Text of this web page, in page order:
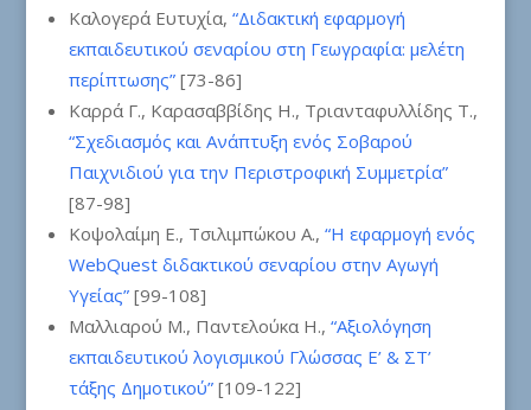
Καλογερά Ευτυχία, “Διδακτική εφαρμογή
εκπαιδευτικού σεναρίου στη Γεωγραφία: μελέτη
περίπτωσης”[73-86]
Καρρά Γ., Καρασαββίδης Η., Τριανταφυλλίδης Τ.,
“Σχεδιασμός και Ανάπτυξη ενός Σοβαρού
Παιχνιδιού για την Περιστροφική Συμμετρία”
[87-98]
Κοψολαίμη Ε., Τσιλιμπώκου Α., “Η εφαρμογή ενός
WebQuest διδακτικού σεναρίου στην Αγωγή
Υγείας”[99-108]
Μαλλιαρού Μ., Παντελούκα Η., “Αξιολόγηση
εκπαιδευτικού λογισμικού Γλώσσας Ε’ & ΣΤ’
τάξης Δημοτικού”[109-122]